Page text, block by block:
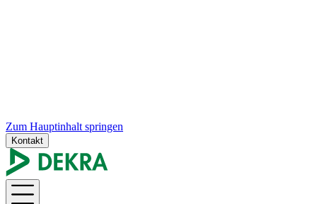
Zum Hauptinhalt springen
Kontakt